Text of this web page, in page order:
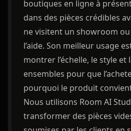
boutiques en ligne à
dans des pièces crédibles
ne visitent un showroom
l’aide. Son meilleur usage
montrer l’échelle, le style et
ensembles pour que
pourquoi le produit
Nous utilisons Room AI
transformer des pièces